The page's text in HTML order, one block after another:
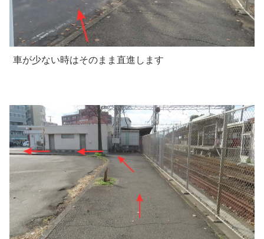
車が少ない時はそのまま直進します